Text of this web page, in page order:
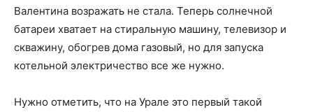
Валентина возражать не стала. Теперь солнечной
батареи хватает на стиральную машину, телевизор и
скважину, обогрев дома газовый, но для запуска
котельной электричество все же нужно.
Нужно отметить, что на Урале это первый такой